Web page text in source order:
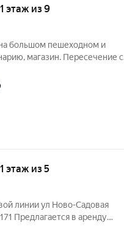
этаж из 9
большом пешеходном и
магазин. Пересечение с
Огромная витрина с ролл-
этаж из 5
линии ул Ново-Садовая
Предлагается в аренду